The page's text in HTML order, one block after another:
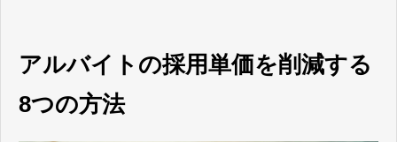
アルバイトの採用単価を削減する
8つの方法